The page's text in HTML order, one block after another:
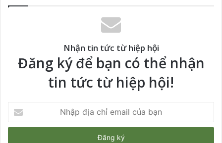
Nhận tin tức từ hiệp hội
Đăng ký để bạn có thể nhận
tin tức từ hiệp hội!
địa
chỉ